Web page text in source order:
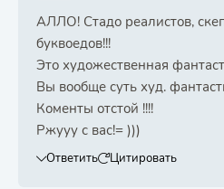
АЛЛО! Стадо реалистов,
буквоедов!!!
Это художественная
Вы вообще суть худ.
Коменты отстой !!!!
Ржууу с вас!= )))
Ответить Цитировать